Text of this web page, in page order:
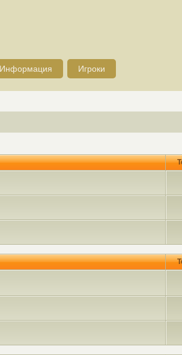
Информация Игроки